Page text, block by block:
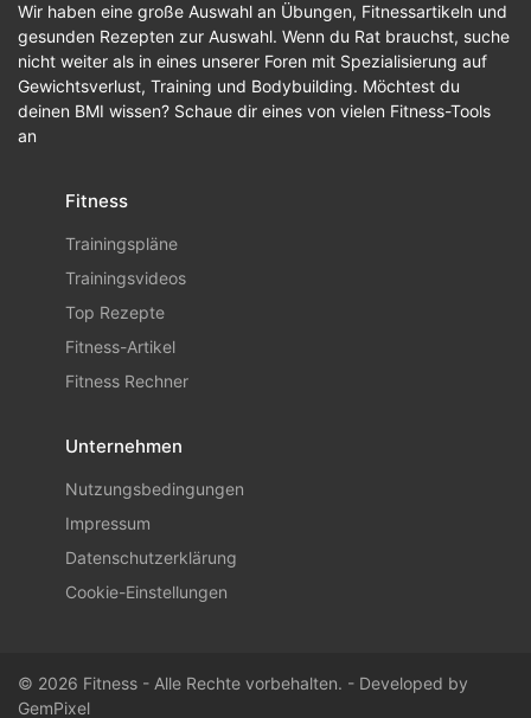
Wir haben eine große Auswahl an Übungen, Fitnessartikeln und
gesunden Rezepten zur Auswahl. Wenn du Rat brauchst, suche
nicht weiter als in eines unserer Foren mit Spezialisierung auf
Gewichtsverlust, Training und Bodybuilding. Möchtest du
deinen BMI wissen? Schaue dir eines von vielen Fitness-Tools
an
Fitness
Trainingspläne
Trainingsvideos
Top Rezepte
Fitness-Artikel
Fitness Rechner
Unternehmen
Nutzungsbedingungen
Impressum
Datenschutzerklärung
Cookie-Einstellungen
© 2026 Fitness - Alle Rechte vorbehalten. - Developed by
GemPixel